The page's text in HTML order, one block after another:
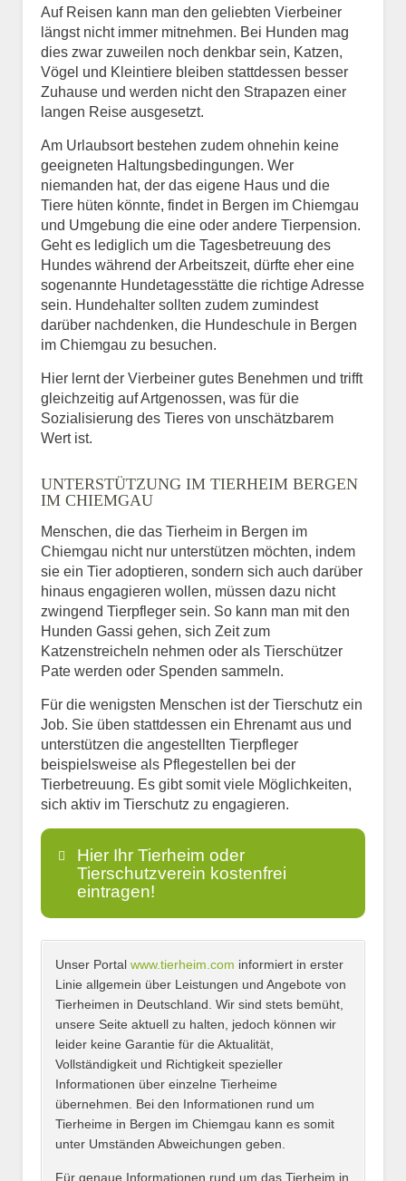
Auf Reisen kann man den geliebten Vierbeiner
längst nicht immer mitnehmen. Bei Hunden mag
dies zwar zuweilen noch denkbar sein, Katzen,
Vögel und Kleintiere bleiben stattdessen besser
Zuhause und werden nicht den Strapazen einer
langen Reise ausgesetzt.
Am Urlaubsort bestehen zudem ohnehin keine
geeigneten Haltungsbedingungen. Wer
niemanden hat, der das eigene Haus und die
Tiere hüten könnte, findet in Bergen im Chiemgau
und Umgebung die eine oder andere Tierpension.
Geht es lediglich um die Tagesbetreuung des
Hundes während der Arbeitszeit, dürfte eher eine
sogenannte Hundetagesstätte die richtige Adresse
sein. Hundehalter sollten zudem zumindest
darüber nachdenken, die Hundeschule in Bergen
im Chiemgau zu besuchen.
Hier lernt der Vierbeiner gutes Benehmen und trifft
gleichzeitig auf Artgenossen, was für die
Sozialisierung des Tieres von unschätzbarem
Wert ist.
UNTERSTÜTZUNG IM TIERHEIM BERGEN
IM CHIEMGAU
Menschen, die das Tierheim in Bergen im
Chiemgau nicht nur unterstützen möchten, indem
sie ein Tier adoptieren, sondern sich auch darüber
hinaus engagieren wollen, müssen dazu nicht
zwingend Tierpfleger sein. So kann man mit den
Hunden Gassi gehen, sich Zeit zum
Katzenstreicheln nehmen oder als Tierschützer
Pate werden oder Spenden sammeln.
Für die wenigsten Menschen ist der Tierschutz ein
Job. Sie üben stattdessen ein Ehrenamt aus und
unterstützen die angestellten Tierpfleger
beispielsweise als Pflegestellen bei der
Tierbetreuung. Es gibt somit viele Möglichkeiten,
sich aktiv im Tierschutz zu engagieren.
Hier Ihr Tierheim oder
Tierschutzverein kostenfrei
eintragen!
Name*
E-Mail*
Name des Tierheims*
Unser Portal www.tierheim.com informiert in erster
Linie allgemein über Leistungen und Angebote von
Tierheimen in Deutschland. Wir sind stets bemüht,
unsere Seite aktuell zu halten, jedoch können wir
leider keine Garantie für die Aktualität,
Vollständigkeit und Richtigkeit spezieller
Informationen über einzelne Tierheime
übernehmen. Bei den Informationen rund um
Tierheime in Bergen im Chiemgau kann es somit
unter Umständen Abweichungen geben.
Für genaue Informationen rund um das Tierheim in